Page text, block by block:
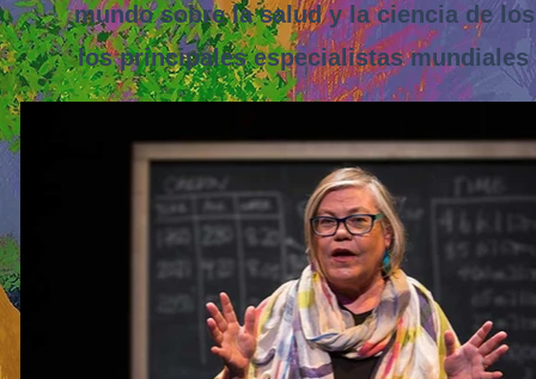
mundo sobre la salud y la ciencia de
los principales especialistas